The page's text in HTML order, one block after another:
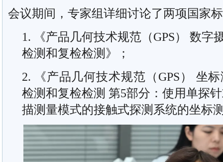
会议期间，专家组详细讨论了两项国家
1. 《产品几何技术规范（GPS） 数字
检测和复检检测》；
2. 《产品几何技术规范（GPS） 坐
检测和复检检测 第5部分：使用单探
描测量模式的接触式探测系统的坐标